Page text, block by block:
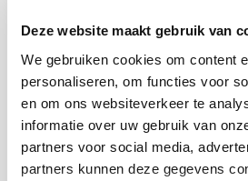
Deze website maakt gebruik van
We gebruiken cookies om content
personaliseren, om functies voor
en om ons websiteverkeer te
informatie over uw gebruik van
partners voor social media,
partners kunnen deze gegevens
Sinne & Symbole
Farbberatung
Zielgruppen
Stellenangebote